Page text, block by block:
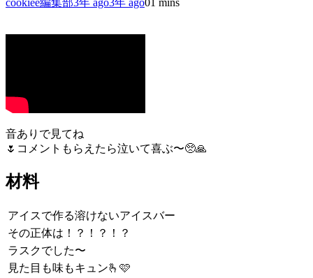
音ありで見てね
🌷コメントもらえたら泣いて喜ぶ〜🥺🙏
材料
アイスで作る溶けないアイスバー
その正体は！？！？！？
ラスクでした〜
見た目も味もキュン🫰🩷